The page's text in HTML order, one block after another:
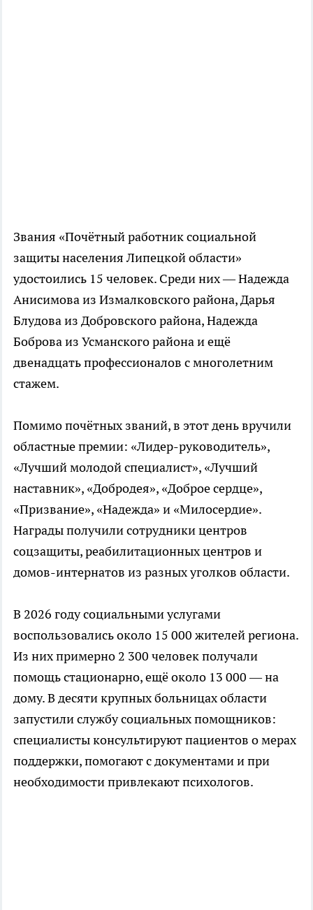
Звания «Почётный работник социальной
защиты населения Липецкой области»
удостоились 15 человек. Среди них — Надежда
Анисимова из Измалковского района, Дарья
Блудова из Добровского района, Надежда
Боброва из Усманского района и ещё
двенадцать профессионалов с многолетним
стажем.
Помимо почётных званий, в этот день вручили
областные премии: «Лидер-руководитель»,
«Лучший молодой специалист», «Лучший
наставник», «Добродея», «Доброе сердце»,
«Призвание», «Надежда» и «Милосердие».
Награды получили сотрудники центров
соцзащиты, реабилитационных центров и
домов-интернатов из разных уголков области.
В 2026 году социальными услугами
воспользовались около 15 000 жителей региона.
Из них примерно 2 300 человек получали
помощь стационарно, ещё около 13 000 — на
дому. В десяти крупных больницах области
запустили службу социальных помощников:
специалисты консультируют пациентов о мерах
поддержки, помогают с документами и при
необходимости привлекают психологов.